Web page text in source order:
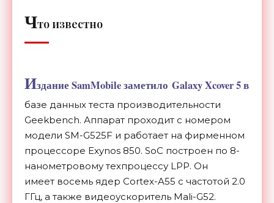
Что известно
Издание SamMobile заметило Galaxy Xcover 5 в
базе данных теста производительности
Geekbench. Аппарат проходит с номером
модели SM-G525F и работает на фирменном
процессоре Exynos 850. SoC построен по 8-
нанометровому техпроцессу LPP. Он
имеет восемь ядер Cortex-A55 с частотой 2.0
ГГц, а также видеоускоритель Mali-G52.